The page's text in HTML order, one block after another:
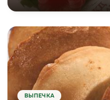
ВЫПЕЧКА